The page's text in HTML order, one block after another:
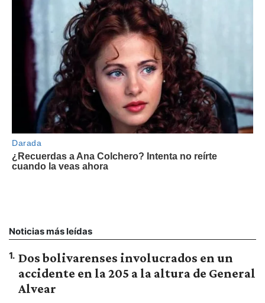
Noticias más leídas
1. Dos bolivarenses involucrados en un
accidente en la 205 a la altura de General
Alvear